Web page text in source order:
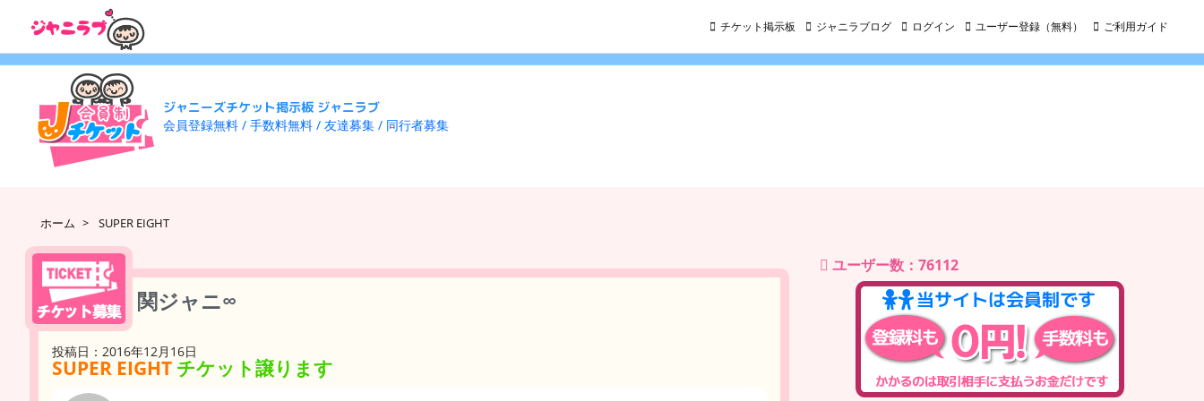
ジャニーズチケット掲示板 ジャニラブ
会員登録無料 / 手数料無料 / 友達募集 / 同行者募集
チケット掲示板 ジャニラブログ ログイン ユーザー登録（無料） ご利用ガイド
ホーム > SUPER EIGHT
関ジャニ∞
投稿日：2016年12月16日
SUPER EIGHT チケット譲ります
ユーザー数：76112